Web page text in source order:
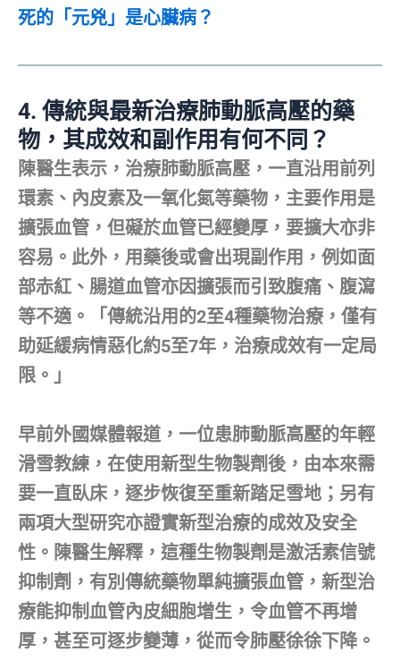
死的「元兇」是心臟病？
4. 傳統與最新治療肺動脈高壓的藥
物，其成效和副作用有何不同？
陳醫生表示，治療肺動脈高壓，一直沿用前列
環素、內皮素及一氧化氮等藥物，主要作用是
擴張血管，但礙於血管已經變厚，要擴大亦非
容易。此外，用藥後或會出現副作用，例如面
部赤紅、腸道血管亦因擴張而引致腹痛、腹瀉
等不適。「傳統沿用的2至4種藥物治療，僅有
助延緩病情惡化約5至7年，治療成效有一定局
限。」
早前外國媒體報道，一位患肺動脈高壓的年輕
滑雪教練，在使用新型生物製劑後，由本來需
要一直臥床，逐步恢復至重新踏足雪地；另有
兩項大型研究亦證實新型治療的成效及安全
性。陳醫生解釋，這種生物製劑是激活素信號
抑制劑，有別傳統藥物單純擴張血管，新型治
療能抑制血管內皮細胞增生，令血管不再增
厚，甚至可逐步變薄，從而令肺壓徐徐下降。